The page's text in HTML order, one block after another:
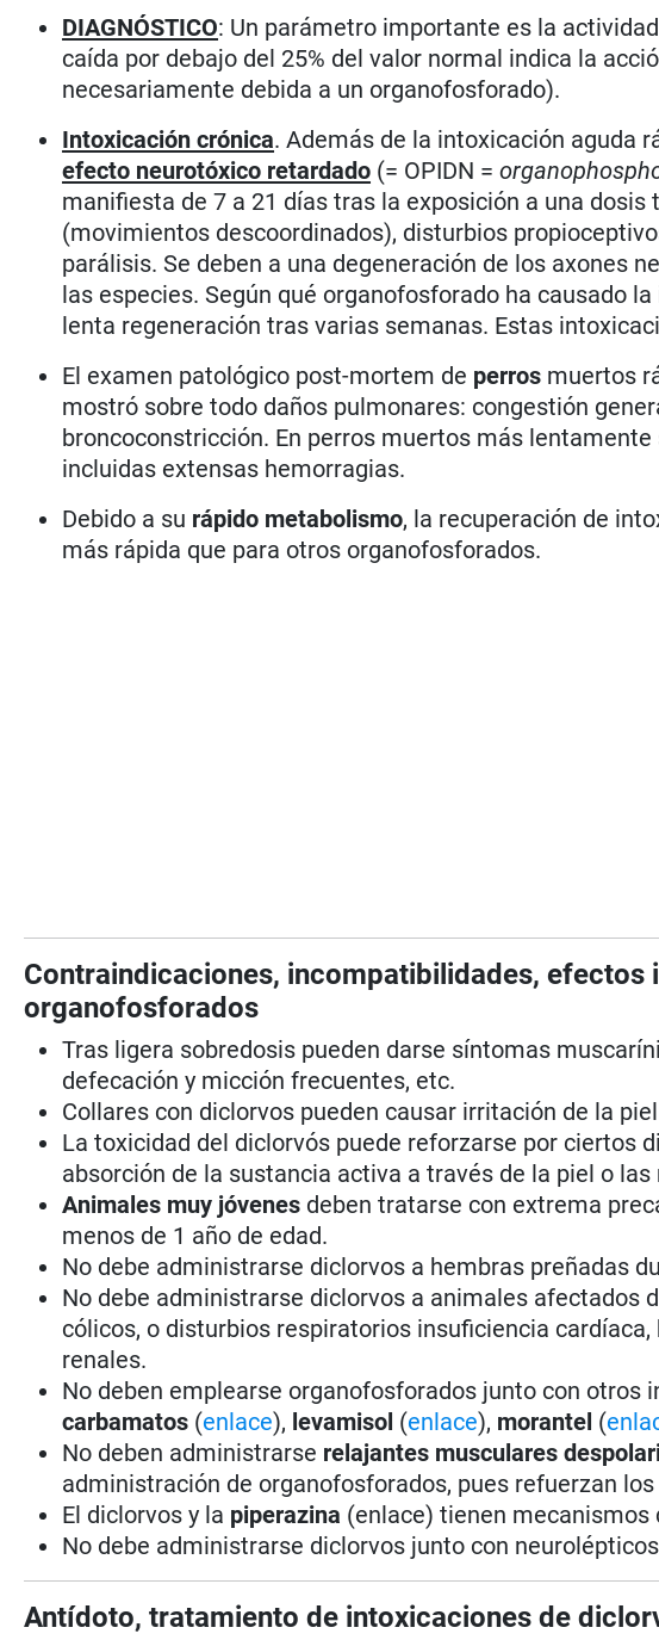
DIAGNÓSTICO: Un parámetro importante es la
caída por debajo del 25% del valor normal indica la
necesariamente debida a un organofosforado).
Intoxicación crónica. Además de la intoxicación aguda
efecto neurotóxico retardado (= OPIDN =
manifiesta de 7 a 21 días tras la exposición a una
(movimientos descoordinados), disturbios
parálisis. Se deben a una degeneración de los axones
las especies. Según qué organofosforado ha causado
lenta regeneración tras varias semanas. Estas
El examen patológico post-mortem de perros muertos
mostró sobre todo daños pulmonares: congestión
broncoconstricción. En perros muertos más
incluidas extensas hemorragias.
Debido a su rápido metabolismo, la recuperación de
más rápida que para otros organofosforados.
Contraindicaciones, incompatibilidades,
organofosforados
Tras ligera sobredosis pueden darse síntomas
defecación y micción frecuentes, etc.
Collares con diclorvos pueden causar irritación de la
La toxicidad del diclorvós puede reforzarse por ciertos
absorción de la sustancia activa a través de la piel o las
Animales muy jóvenes deben tratarse con extrema
menos de 1 año de edad.
No debe administrarse diclorvos a hembras preñadas
No debe administrarse diclorvos a animales afectados
cólicos, o disturbios respiratorios insuficiencia
renales.
No deben emplearse organofosforados junto con otros
carbamatos (enlace), levamisol (enlace), morantel (
No deben administrarse relajantes musculares
administración de organofosforados, pues refuerzan
El diclorvos y la piperazina (enlace) tienen mecanismos
No debe administrarse diclorvos junto con
Antídoto, tratamiento de intoxicaciones de